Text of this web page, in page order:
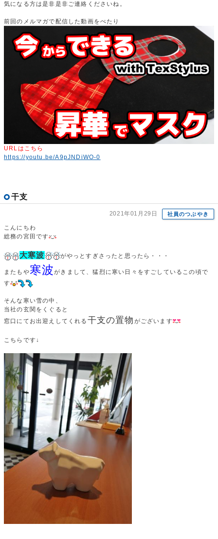
気になる方は是非是非ご連絡くださいね。
前回のメルマガで配信した動画をぺたり
URLはこちら
https://youtu.be/A9pJNDiWO-0
干支
2021年01月29日 社員のつぶやき
こんにちわ
総務の宮田です
大寒波 がやっとすぎさったと思ったら・・・
またもや寒波がきまして、猛烈に寒い日々をすごしているこの頃で
す
そんな寒い雪の中、
当社の玄関をくぐると
窓口にてお出迎えしてくれる 干支の置物 がございます
こちらです↓